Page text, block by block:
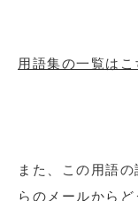
用語集の一覧はこ
また、この用語
らのメールからど